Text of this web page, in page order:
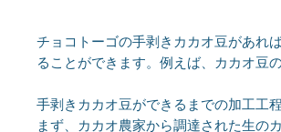
チョコトーゴの手剥きカカオ豆があれ
ることができます。例えば、カカオ豆
手剥きカカオ豆ができるまでの加工工
まず、カカオ農家から調達された生の